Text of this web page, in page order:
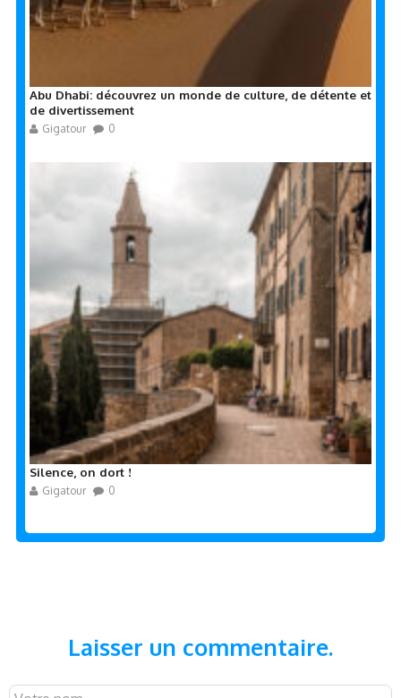
Abu Dhabi: découvrez un monde de culture, de détente et
de divertissement
Gigatour 0
Silence, on dort !
Gigatour 0
Laisser un commentaire.